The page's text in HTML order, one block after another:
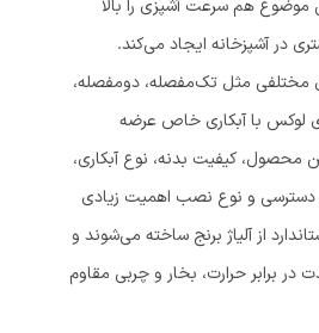
موضوع هم سرعت آشپزی را بالا
در آشپزخانه ایجاد می‌کند.
مختلفی مثل تک‌مفصله، دو‌مفصله،
لوکس با آبکاری خاص عرضه
محصول، کیفیت بدنه، نوع آبکاری،
دسترسی و نوع نصب اهمیت زیادی
از آلیاژ برنج ساخته می‌شوند و
در برابر حرارت، بخار و چربی مقاوم